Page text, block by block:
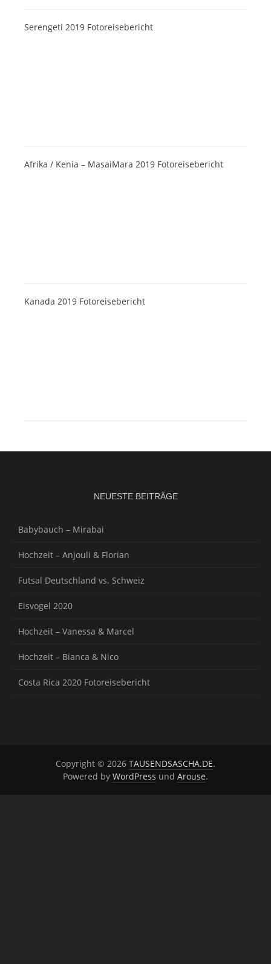
Serengeti 2019 Fotoreisebericht
Afrika / Kenia – MasaiMara 2019 Fotoreisebericht
Kanada 2019 Fotoreisebericht
NEUESTE BEITRÄGE
Babybauch – Mirabai
Hochzeit – Anjouli & Florian
Futsal Deutschland vs. Schweiz
Eisvogel 2020
Hochzeit – Vanessa & Marcel
Hochzeit – Bianca & Nico
Costa Rica 2020 Fotoreisebericht
Copyright © 2026 TAUSENDSASCHA.DE.
Powered by WordPress und Arouse.